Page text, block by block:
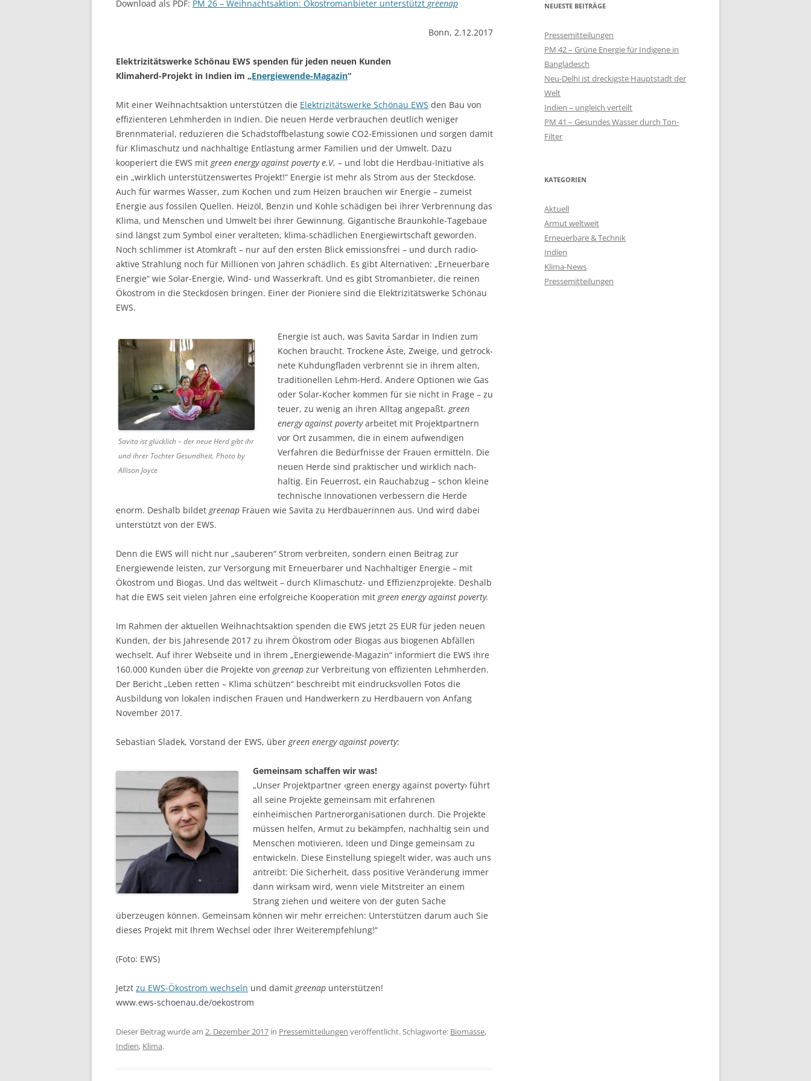
GANGES-INSELN – SOLAR-LAMPEN
AM ENDE DER WELT
MAHARASHTRA – SCHULPROJEKT
MIT SOLARLAMPEN
INDISCHE UREINWOHNER
Download als PDF: PM 26 – Weihnachtsaktion: Ökostromanbieter unterstützt greenap
Bonn, 2.12.2017
Elektrizitätswerke Schönau EWS spenden für jeden neuen Kunden
Klimaherd-Projekt in Indien im „Energiewende-Magazin“
Mit einer Weihnachtsaktion unterstützen die Elektrizitätswerke Schönau EWS den Bau von
effizienteren Lehmherden in Indien. Die neuen Herde verbrauchen deut­lich weniger
Brennmaterial, reduzieren die Schadstoffbelastung sowie CO2-Emissionen und sorgen damit
für Klimaschutz und nach­haltige Entlastung armer Familien und der Umwelt. Dazu
kooperiert die EWS mit green energy against poverty e.V. – und lobt die Herdbau-Initia­tive als
ein „wirklich unterstützenswertes Projekt!“ Energie ist mehr als Strom aus der Steckdose.
Auch für warmes Wasser, zum Kochen und zum Heizen brauchen wir Energie – zumeist
Energie aus fossilen Quellen. Heizöl, Benzin und Kohle schädigen bei ihrer Ver­brenn­ung das
Klima, und Menschen und Umwelt bei ihrer Gewinnung. Gigantische Braun­kohle-Tagebaue
sind längst zum Symbol einer veralteten, klima-schädlichen Energiewirtschaft ge­worden.
Noch schlimmer ist Atom­kraft – nur auf den ersten Blick emissions­frei – und durch radio­
aktive Strahlung noch für Milli­onen von Jahren schädlich. Es gibt Alter­na­tiven: „Erneuerbare
Energie“ wie Solar-Energie, Wind- und Wasser­kraft. Und es gibt Stromanbieter, die reinen
Öko­strom in die Steck­dosen bringen. Einer der Pioniere sind die Elektrizitäts­werke Schönau
EWS.
Savita ist glücklich – der neue Herd gibt ihr
und ihrer Tochter Gesundheit. Photo by
Allison Joyce
Energie ist auch, was Savita Sardar in Indien zum
Kochen braucht. Trockene Äste, Zweige, und getrock­
nete Kuhdungfladen verbrennt sie in ihrem alten,
tra­di­tionellen Lehm-Herd. Andere Opti­onen wie Gas
oder Solar-Kocher kommen für sie nicht in Frage – zu
teu­er, zu wenig an ihren Alltag ange­paßt. green
energy against povertyarbeitet mit Pro­jektpartnern
vor Ort zusammen, die in einem auf­wen­digen
Verfahren die Bedürfnisse der Frauen ermitteln. Die
neuen Herde sind praktischer und wirk­lich nach­
haltig. Ein Feuer­rost, ein Rauchabzug – schon kleine
technische Inno­vationen verbessern die Herde
enorm. Deshalb bildet greenap Frauen wie Savita zu Herd­bauerinnen aus. Und wird dabei
unterstützt von der EWS.
Denn die EWS will nicht nur „sauberen“ Strom verbreiten, sondern einen Beitrag zur
Energiewende leisten, zur Versorgung mit Erneuerbarer und Nachhaltiger Energie – mit
Ökostrom und Biogas. Und das weltweit – durch Klimaschutz- und Effizienzprojekte. Deshalb
hat die EWS seit vielen Jahren eine erfolgreiche Kooperation mit green energy against poverty.
Im Rahmen der aktuellen Weihnachtsaktion spenden die EWS jetzt 25 EUR für jeden neuen
Kunden, der bis Jahresende 2017 zu ihrem Ökostrom oder Biogas aus biogenen Abfällen
wechselt. Auf ihrer Webseite und in ihrem „Energiewende-Magazin“ infor­miert die EWS ihre
160.000 Kunden über die Projekte von greenap zur Verbreit­ung von effizienten Lehmherden.
Der Bericht „Leben retten – Klima schützen“ beschreibt mit eindrucksvollen Fotos die
Ausbildung von lokalen indischen Frauen und Hand­werkern zu Herdbauern von Anfang
November 2017.
Sebastian Sladek, Vorstand der EWS, über green energy against poverty:
Gemeinsam schaffen wir was!
„Unser Projektpartner ‹green energy against poverty› führt
all seine Projekte gemeinsam mit erfahrenen
einheimischen Partnerorganisationen durch. Die Projekte
müssen helfen, Armut zu bekämpfen, nachhaltig sein und
Menschen moti­vieren, Ideen und Dinge gemeinsam zu
entwickeln. Diese Einstellung spiegelt wider, was auch uns
antreibt: Die Sicher­heit, dass positive Veränderung immer
dann wirksam wird, wenn viele Mitstreiter an einem
Strang ziehen und weitere von der guten Sache
überzeugen können. Gemeinsam können wir mehr erreichen: Unterstützen darum auch Sie
dieses Projekt mit Ihrem Wechsel oder Ihrer Weiterempfehlung!“
(Foto: EWS)
Jetzt zu EWS-Ökostrom wechseln und damit greenap unterstützen!
www.ews-schoenau.de/oekostrom
Dieser Beitrag wurde am 2. Dezember 2017 in Pressemitteilungen veröffentlicht. Schlagworte: Biomasse,
Indien, Klima.
NEUESTE BEITRÄGE
Pressemitteilungen
PM 42 – Grüne Energie für Indigene in
Bangladesch
Neu-Delhi ist dreckigste Hauptstadt der
Welt
Indien – ungleich verteilt
PM 41 – Gesundes Wasser durch Ton-
Filter
KATEGORIEN
Aktuell
Armut weltweit
Erneuerbare & Technik
Indien
Klima-News
Pressemitteilungen